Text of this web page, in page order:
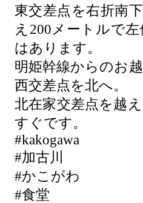
東交差点を右折南
え200メートルで
はあります。
明姫幹線からのお
西交差点を北へ。
北在家交差点を越
すぐです。
#kakogawa
#加古川
#かこがわ
#食堂